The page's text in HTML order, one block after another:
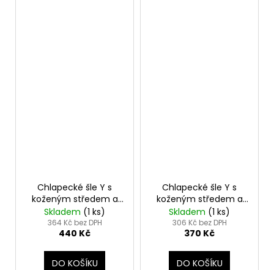
Chlapecké šle Y s
koženým středem a
zapínáním na klipy -
25 mm červená, černá
kůže 862-1223
Skladem (1 ks)
364 Kč bez DPH
440 Kč
DO KOŠÍKU
Chlapecké šle Y s
koženým středem a
zapínáním na klipy -
25 mm béžová,
béžová kůže 862-1512
Skladem (1 ks)
306 Kč bez DPH
370 Kč
DO KOŠÍKU